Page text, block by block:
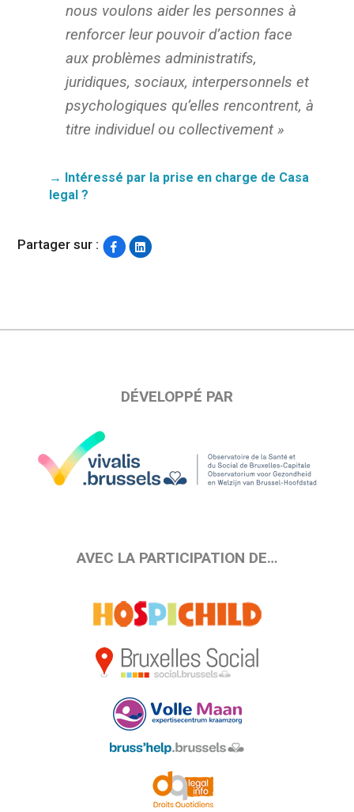
nous voulons aider les personnes à
renforcer leur pouvoir d’action face
aux problèmes administratifs,
juridiques, sociaux, interpersonnels et
psychologiques qu’elles rencontrent, à
titre individuel ou collectivement »
​→ Intéressé par la prise en charge de Casa
legal ?
Partager sur :
DÉVELOPPÉ PAR
AVEC LA PARTICIPATION DE…